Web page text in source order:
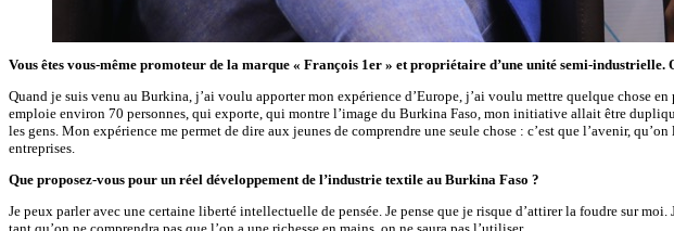
Vous êtes vous-même promoteur de la marque « François 1er » et propriétaire d’une unité semi-industrielle.
Quand je suis venu au Burkina, j’ai voulu apporter mon expérience d’Europe, j’ai voulu mettre quelque chose
emploie environ 70 personnes, qui exporte, qui montre l’image du Burkina Faso, mon initiative allait être
les gens. Mon expérience me permet de dire aux jeunes de comprendre une seule chose : c’est que l’avenir,
entreprises.
Que proposez-vous pour un réel développement de l’industrie textile au Burkina Faso ?
Je peux parler avec une certaine liberté intellectuelle de pensée. Je pense que je risque d’attirer la foudre sur